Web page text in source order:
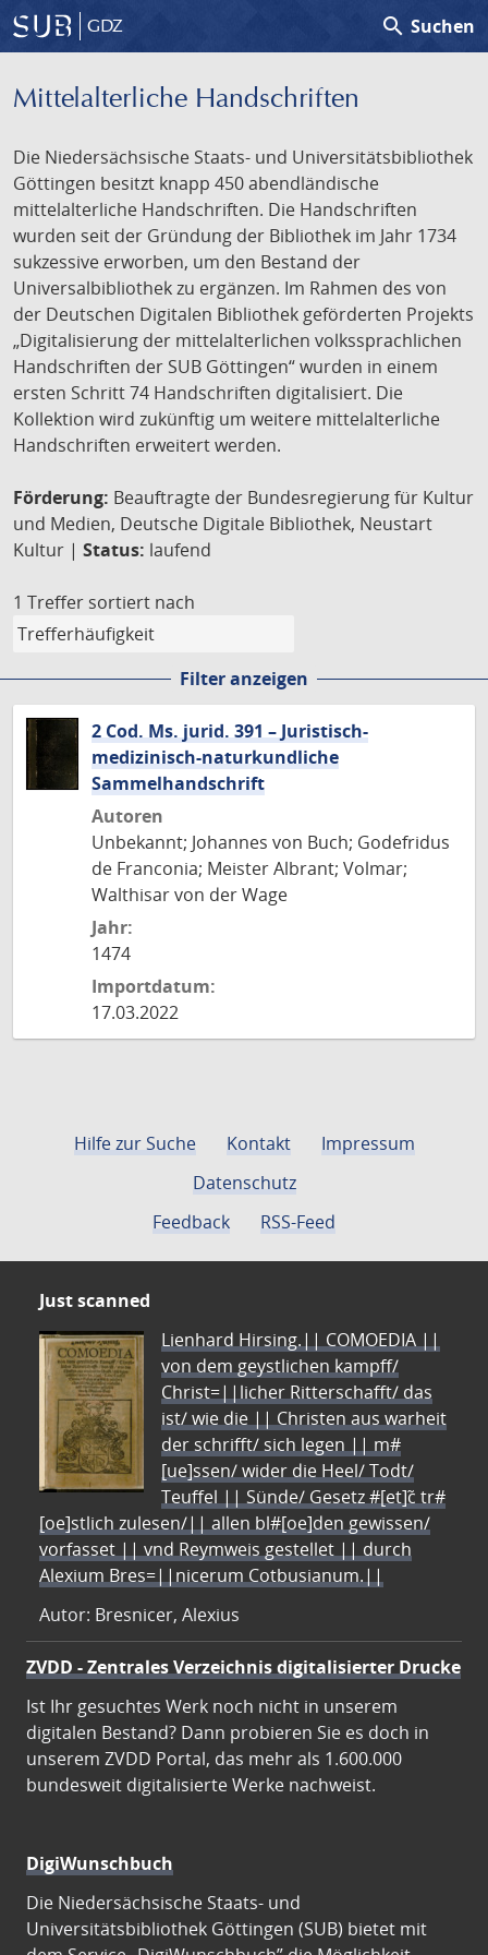
GDZ search Suchen
Mittelalterliche Handschriften
Die Niedersächsische Staats- und Universitätsbibliothek
Göttingen besitzt knapp 450 abendländische
mittelalterliche Handschriften. Die Handschriften
wurden seit der Gründung der Bibliothek im Jahr 1734
sukzessive erworben, um den Bestand der
Universalbibliothek zu ergänzen. Im Rahmen des von
der Deutschen Digitalen Bibliothek geförderten Projekts
„Digitalisierung der mittelalterlichen volkssprachlichen
Handschriften der SUB Göttingen“ wurden in einem
ersten Schritt 74 Handschriften digitalisiert. Die
Kollektion wird zukünftig um weitere mittelalterliche
Handschriften erweitert werden.
Förderung: Beauftragte der Bundesregierung für Kultur
und Medien, Deutsche Digitale Bibliothek, Neustart
Kultur | Status: laufend
1 Treffer sortiert nach
Filter anzeigen
2 Cod. Ms. jurid. 391 – Juristisch-
medizinisch-naturkundliche
Sammelhandschrift
Autoren
Unbekannt; Johannes von Buch; Godefridus
de Franconia; Meister Albrant; Volmar;
Walthisar von der Wage
Jahr:
1474
Importdatum:
17.03.2022
Hilfe zur Suche Kontakt
Impressum
Datenschutz
Feedback
RSS-Feed
Just scanned
Lienhard Hirsing.|| COMOEDIA ||
von dem geystlichen kampff/
Christ=||licher Ritterschafft/ das
ist/ wie die || Christen aus warheit
der schrifft/ sich legen || m#
[ue]ssen/ wider die Heel/ Todt/
Teuffel || Sünde/ Gesetz #[et]c̃ tr#
[oe]stlich zulesen/|| allen bl#[oe]den gewissen/
vorfasset || vnd Reymweis gestellet || durch
Alexium Bres=||nicerum Cotbusianum.||
Autor: Bresnicer, Alexius
ZVDD - Zentrales Verzeichnis digitalisierter Drucke
Ist Ihr gesuchtes Werk noch nicht in unserem
digitalen Bestand? Dann probieren Sie es doch in
unserem ZVDD Portal, das mehr als 1.600.000
bundesweit digitalisierte Werke nachweist.
DigiWunschbuch
Die Niedersächsische Staats- und
Universitätsbibliothek Göttingen (SUB) bietet mit